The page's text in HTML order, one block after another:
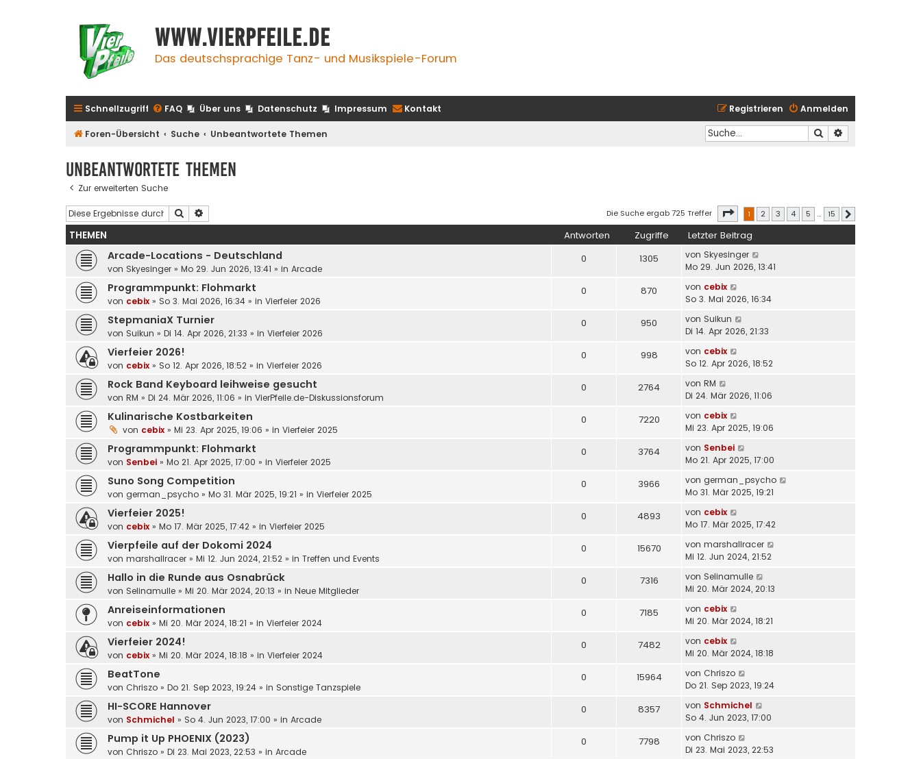
www.vierpfeile.de
Das deutschsprachige Tanz- und Musikspiele-Forum
Schnellzugriff FAQ Über uns Datenschutz Impressum Kontakt Anmelden
Registrieren
Foren-Übersicht Suche Unbeantwortete Themen Suche
Unbeantwortete Themen
Zur erweiterten Suche
Suche Die Suche ergab 725 Treffer Seite von15
1 2 3 4 5 … 15
THEMEN Antworten Zugriffe Letzter Beitrag
Arcade-Locations - Deutschland
von Skyesinger » Mo 29. Jun 2026, 13:41 » in Arcade
0 1305 von Skyesinger
Mo 29. Jun 2026, 13:41
Programmpunkt: Flohmarkt
von cebix » So 3. Mai 2026, 16:34 » in Vierfeier 2026
0 870 von cebix
So 3. Mai 2026, 16:34
StepmaniaX Turnier
von Suikun » Di 14. Apr 2026, 21:33 » in Vierfeier 2026
0 950 von Suikun
Di 14. Apr 2026, 21:33
Vierfeier 2026!
von cebix » So 12. Apr 2026, 18:52 » in Vierfeier 2026
0 998 von cebix
So 12. Apr 2026, 18:52
Rock Band Keyboard leihweise gesucht
von RM » Di 24. Mär 2026, 11:06 » in VierPfeile.de-Diskussionsforum
0 2764 von RM
Di 24. Mär 2026, 11:06
Kulinarische Kostbarkeiten
von cebix » Mi 23. Apr 2025, 19:06 » in Vierfeier 2025
0 7220 von cebix
Mi 23. Apr 2025, 19:06
Programmpunkt: Flohmarkt
von Senbei » Mo 21. Apr 2025, 17:00 » in Vierfeier 2025
0 3764 von Senbei
Mo 21. Apr 2025, 17:00
Suno Song Competition
von german_psycho » Mo 31. Mär 2025, 19:21 » in Vierfeier 2025
0 3966 von german_psycho
Mo 31. Mär 2025, 19:21
Vierfeier 2025!
von cebix » Mo 17. Mär 2025, 17:42 » in Vierfeier 2025
0 4893 von cebix
Mo 17. Mär 2025, 17:42
Vierpfeile auf der Dokomi 2024
von marshallracer » Mi 12. Jun 2024, 21:52 » in Treffen und Events
0 15670 von marshallracer
Mi 12. Jun 2024, 21:52
Hallo in die Runde aus Osnabrück
von Selinamulle » Mi 20. Mär 2024, 20:13 » in Neue Mitglieder
0 7316 von Selinamulle
Mi 20. Mär 2024, 20:13
Anreiseinformationen
von cebix » Mi 20. Mär 2024, 18:21 » in Vierfeier 2024
0 7185 von cebix
Mi 20. Mär 2024, 18:21
Vierfeier 2024!
von cebix » Mi 20. Mär 2024, 18:18 » in Vierfeier 2024
0 7482 von cebix
Mi 20. Mär 2024, 18:18
BeatTone
von Chriszo » Do 21. Sep 2023, 19:24 » in Sonstige Tanzspiele
0 15964 von Chriszo
Do 21. Sep 2023, 19:24
HI-SCORE Hannover
von Schmichel » So 4. Jun 2023, 17:00 » in Arcade
0 8357 von Schmichel
So 4. Jun 2023, 17:00
Pump it Up PHOENIX (2023)
von Chriszo » Di 23. Mai 2023, 22:53 » in Arcade
0 7798 von Chriszo
Di 23. Mai 2023, 22:53